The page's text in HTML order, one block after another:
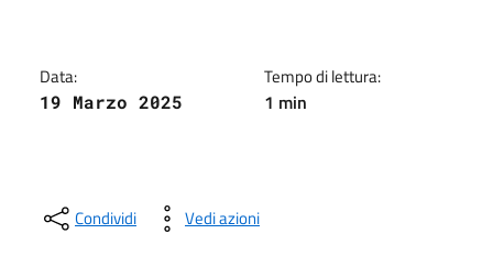
Data:
19 Marzo 2025
Tempo di lettura:
1 min
Condividi Vedi azioni